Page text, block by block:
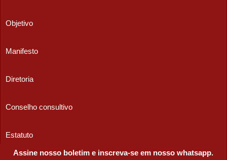
Objetivo
Manifesto
Diretoria
Conselho consultivo
Estatuto
Assine nosso boletim e inscreva-se em nosso whatsapp.